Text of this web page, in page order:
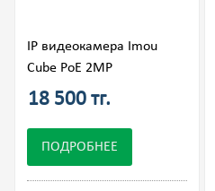
IP видеокамера Imou
Cube PoE 2MP
18 500 тг.
ПОДРОБНЕЕ